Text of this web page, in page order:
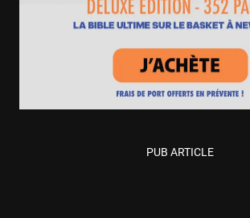
PUB ARTICLE